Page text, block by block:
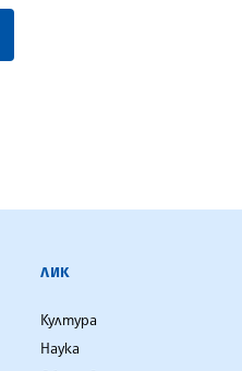
ЛИК
Култура
Наука